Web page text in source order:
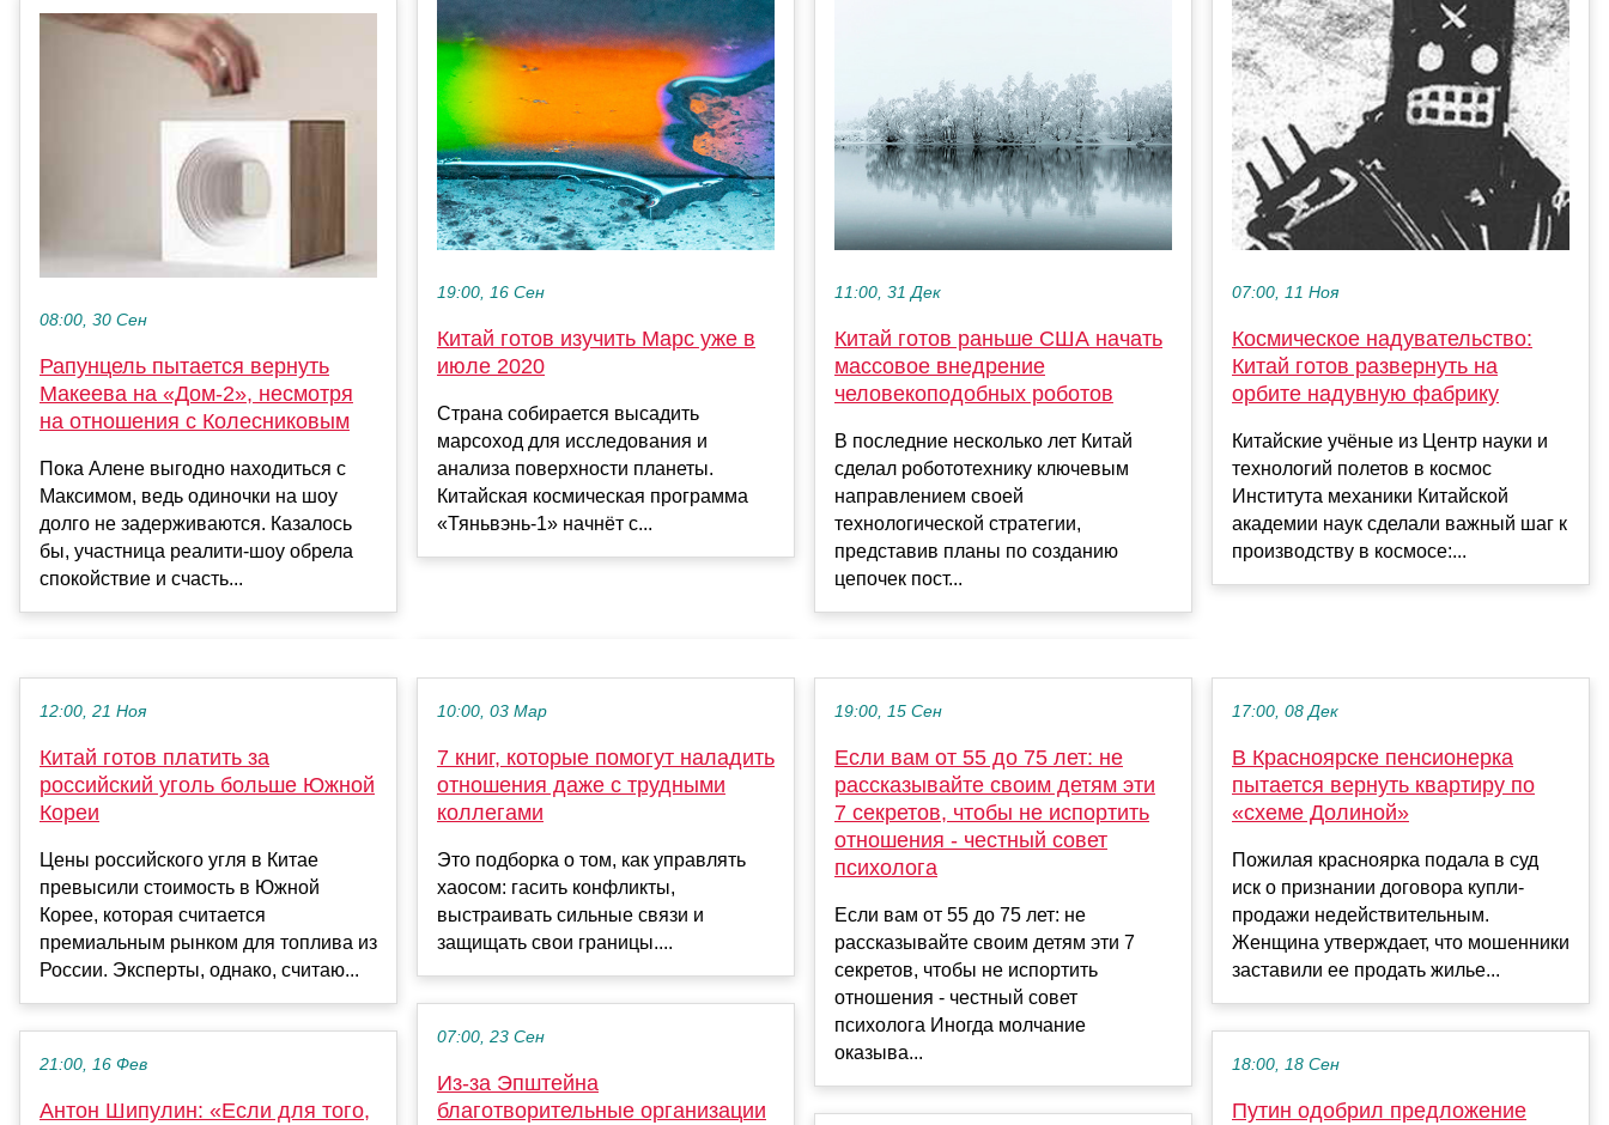
08:00, 30 Сен
Рапунцель пытается вернуть
Макеева на «Дом-2», несмотря
на отношения с Колесниковым
Пока Алене выгодно находиться с
Максимом, ведь одиночки на шоу
долго не задерживаются. Казалось
бы, участница реалити-шоу обрела
спокойствие и счасть...
19:00, 16 Сен
Китай готов изучить Марс уже в
июле 2020
Страна собирается высадить
марсоход для исследования и
анализа поверхности планеты.
Китайская космическая программа
«Тяньвэнь-1» начнёт с...
11:00, 31 Дек
Китай готов раньше США начать
массовое внедрение
человекоподобных роботов
В последние несколько лет Китай
сделал робототехнику ключевым
направлением своей
технологической стратегии,
представив планы по созданию
цепочек пост...
07:00, 11 Ноя
Космическое надувательство:
Китай готов развернуть на
орбите надувную фабрику
Китайские учёные из Центр науки и
технологий полетов в космос
Института механики Китайской
академии наук сделали важный шаг к
производству в космосе:...
12:00, 21 Ноя
Китай готов платить за
российский уголь больше Южной
Кореи
Цены российского угля в Китае
превысили стоимость в Южной
Корее, которая считается
премиальным рынком для топлива из
России. Эксперты, однако, считаю...
21:00, 16 Фев
Антон Шипулин: «Если для того,
10:00, 03 Мар
7 книг, которые помогут наладить
отношения даже с трудными
коллегами
Это подборка о том, как управлять
хаосом: гасить конфликты,
выстраивать сильные связи и
защищать свои границы....
07:00, 23 Сен
Из-за Эпштейна
благотворительные организации
19:00, 15 Сен
Если вам от 55 до 75 лет: не
рассказывайте своим детям эти
7 секретов, чтобы не испортить
отношения - честный совет
психолога
Если вам от 55 до 75 лет: не
рассказывайте своим детям эти 7
секретов, чтобы не испортить
отношения - честный совет
психолога Иногда молчание
оказыва...
17:00, 08 Дек
В Красноярске пенсионерка
пытается вернуть квартиру по
«схеме Долиной»
Пожилая красноярка подала в суд
иск о признании договора купли-
продажи недействительным.
Женщина утверждает, что мошенники
заставили ее продать жилье...
18:00, 18 Сен
Путин одобрил предложение